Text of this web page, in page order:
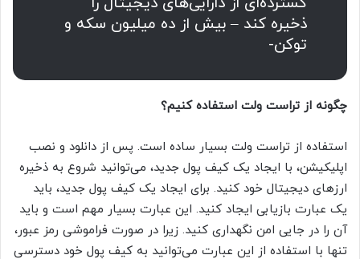
ذخیره کند – بیش از ده میلیون سکه و
توکن-
چگونه از تراست ولت استفاده کنیم؟
استفاده از تراست ولت بسیار ساده است. پس از دانلود و نصب
اپلیکیشن، با ایجاد یک کیف پول جدید، می‌توانید شروع به ذخیره
ارزهای دیجیتال خود کنید. برای ایجاد یک کیف پول جدید، باید
یک عبارت بازیابی ایجاد کنید. این عبارت بسیار مهم است و باید
آن را در جایی امن نگهداری کنید. زیرا در صورت فراموشی رمز عبور،
تنها با استفاده از این عبارت می‌توانید به کیف پول خود دسترسی